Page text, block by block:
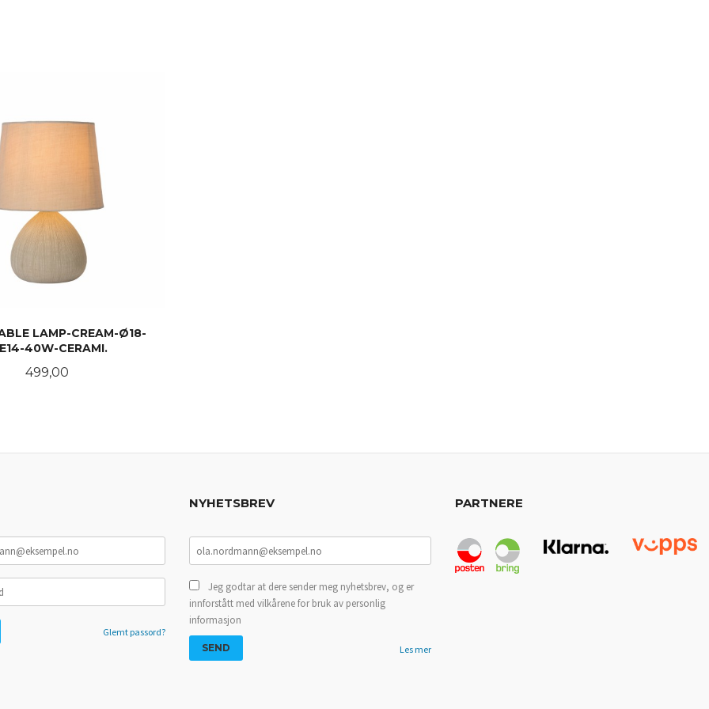
LAMP-CREAM-Ø18-
40W-CERAMI.
Pris
499,00
Glemt passord?
NYHETSBREV
Jeg godtar at dere sender meg nyhetsbrev, og er
innforstått med vilkårene for bruk av personlig
informasjon
Les mer
PARTNERE